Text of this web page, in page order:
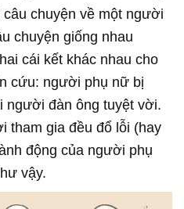
chuyện về một người
chuyện giống nhau
cái kết khác nhau cho
cứu: người phụ nữ bị
người đàn ông tuyệt vời.
tham gia đều đổ lỗi (hay
động của người phụ
vậy.